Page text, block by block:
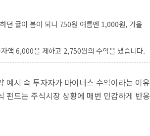
던 귤이 봄이 되니 750원 여름엔 1,000원, 가을
액 6,000을 제하고 2,750원의 수익을 냈습니다.
예시 속 투자자가 마이너스 수익이라는 이유
펀드는 주식시장 상황에 매번 민감하게 반응